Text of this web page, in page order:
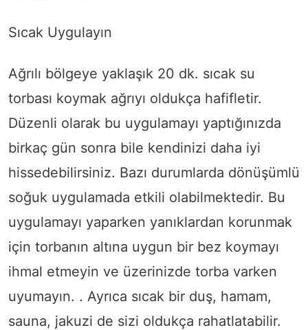
Sıcak Uygulayın
Ağrılı bölgeye yaklaşık 20 dk. sıcak su
torbası koymak ağrıyı oldukça hafifletir.
Düzenli olarak bu uygulamayı yaptığınızda
birkaç gün sonra bile kendinizi daha iyi
hissedebilirsiniz. Bazı durumlarda dönüşümlü
soğuk uygulamada etkili olabilmektedir. Bu
uygulamayı yaparken yanıklardan korunmak
için torbanın altına uygun bir bez koymayı
ihmal etmeyin ve üzerinizde torba varken
uyumayın. . Ayrıca sıcak bir duş, hamam,
sauna, jakuzi de sizi oldukça rahatlatabilir.